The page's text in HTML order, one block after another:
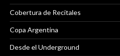
Cobertura de Recitales
Copa Argentina
Desde el Underground